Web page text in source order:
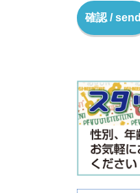
確認 / send